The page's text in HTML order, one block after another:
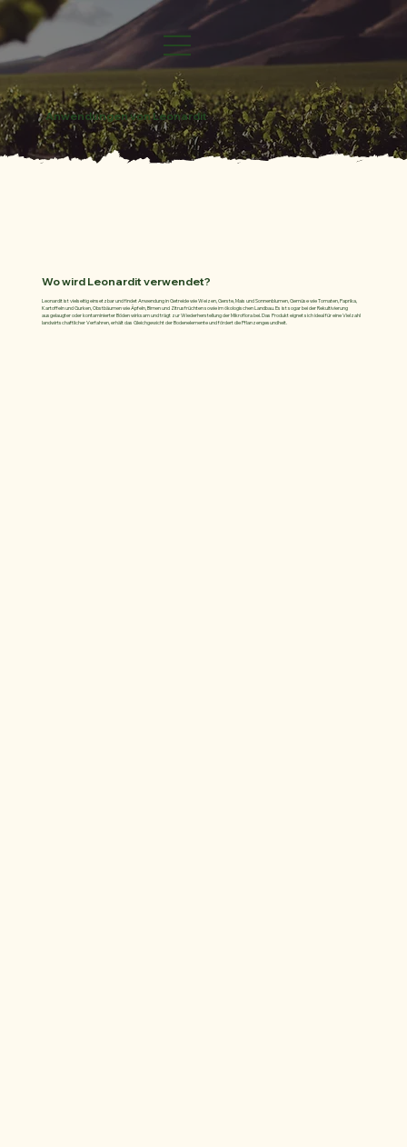
Anwendungen von Leonardit
Wo wird Leonardit verwendet?
Leonardit ist vielseitig einsetzbar und findet Anwendung in Getreide wie Weizen, Gerste, Mais und Sonnenblumen, Gemüse wie Tomaten, Paprika,
Kartoffeln und Gurken, Obstbäumen wie Äpfeln, Birnen und Zitrusfrüchten sowie im ökologischen Landbau. Es ist sogar bei der Rekultivierung
ausgelaugter oder kontaminierter Böden wirksam und trägt zur Wiederherstellung der Mikroflora bei. Das Produkt eignet sich ideal für eine Vielzahl
landwirtschaftlicher Verfahren, erhält das Gleichgewicht der Bodenelemente und fördert die Pflanzengesundheit.